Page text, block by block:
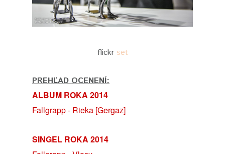
flickr set
PREHĽAD OCENENÍ:
ALBUM ROKA 2014
Fallgrapp - Rieka [Gergaz]
SINGEL ROKA 2014